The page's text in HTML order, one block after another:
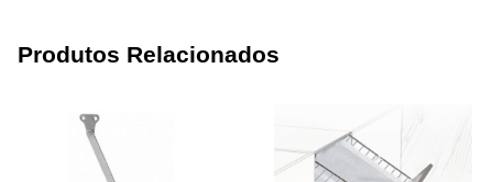
Produtos Relacionados